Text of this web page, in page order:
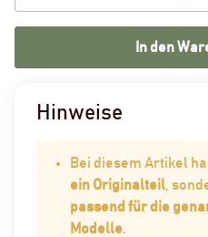
In den
Hinweise
Bei diesem Artikel
ein Originalteil ,
passend für die
Modelle.